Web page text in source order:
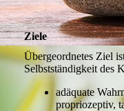
Ziele
Übergeordnetes Ziel
Selbstständigkeit des
adäquate
propriozeptiv,